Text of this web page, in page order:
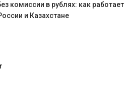
комиссии в рублях: как работает
и Казахстане